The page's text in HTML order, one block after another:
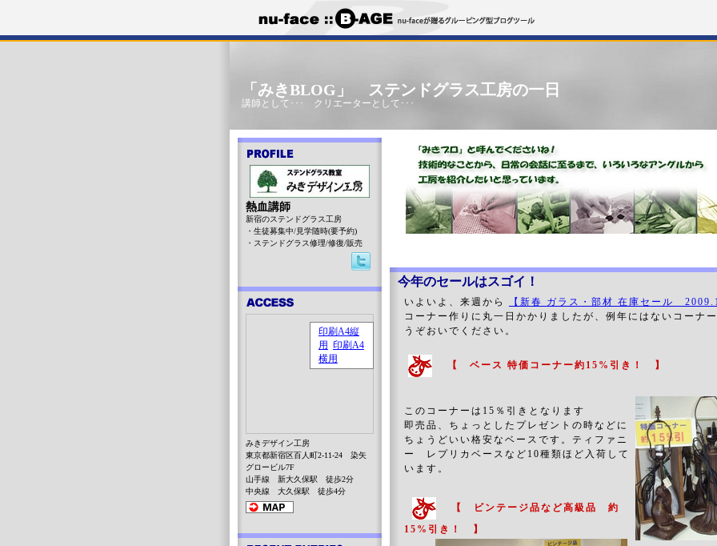
「みきBLOG」 ステンドグラス工房の一日
講師として･･･ クリエーターとして･･･
今年のセールはスゴイ！
いよいよ、来週から
【新春 ガラス・部材 在庫セール
コーナー作りに丸一日かかりましたが、例年にはないコーナ
うぞおいでください。
【 ベース 特価コーナー約15%引き！ 】
このコーナーは15％引きとなります
即売品、ちょっとしたプレゼントの時などに
ちょうどいい格安なベースです。ティファニ
ー レプリカベースなど10種類ほど入荷して
います。
【 ビンテージ品など高級品 約
15%引き！ 】
熱血講師
新宿のステンドグラス工房
・生徒募集中/見学随時(要予約)
・ステンドグラス修理/修復/販売
みきデザイン工房
東京都新宿区百人町2-11-24 染矢
グロービル7F
山手線 新大久保駅 徒歩2分
中央線 大久保駅 徒歩4分